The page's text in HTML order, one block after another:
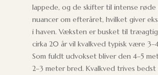
lappede, og de skifter til intense røde
nuancer om efteråret, hvilket giver
i haven. Væksten er busket til
cirka 20 år vil kvalkved typisk være
Som fuldt udvokset bliver den 4–5
2–3 meter bred. Kvalkved trives